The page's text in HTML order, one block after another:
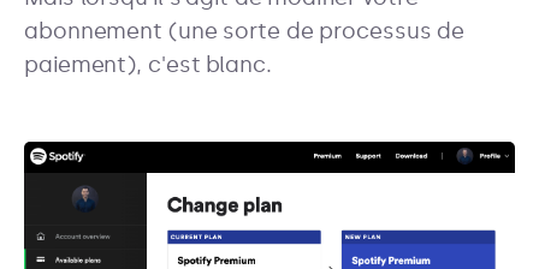
abonnement (une sorte de processus de
paiement), c'est blanc.